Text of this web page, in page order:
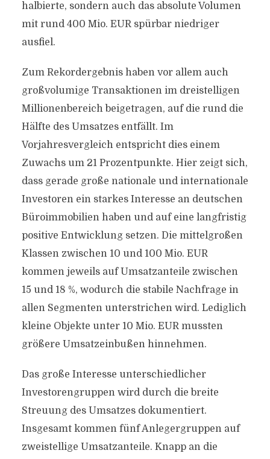
halbierte, sondern auch das absolute Volumen
mit rund 400 Mio. EUR spürbar niedriger
ausfiel.
Zum Rekordergebnis haben vor allem auch
großvolumige Transaktionen im dreistelligen
Millionenbereich beigetragen, auf die rund die
Hälfte des Umsatzes entfällt. Im
Vorjahresvergleich entspricht dies einem
Zuwachs um 21 Prozentpunkte. Hier zeigt sich,
dass gerade große nationale und internationale
Investoren ein starkes Interesse an deutschen
Büroimmobilien haben und auf eine langfristig
positive Entwicklung setzen. Die mittelgroßen
Klassen zwischen 10 und 100 Mio. EUR
kommen jeweils auf Umsatzanteile zwischen
15 und 18 %, wodurch die stabile Nachfrage in
allen Segmenten unterstrichen wird. Lediglich
kleine Objekte unter 10 Mio. EUR mussten
größere Umsatzeinbußen hinnehmen.
Das große Interesse unterschiedlicher
Investorengruppen wird durch die breite
Streuung des Umsatzes dokumentiert.
Insgesamt kommen fünf Anlegergruppen auf
zweistellige Umsatzanteile. Knapp an die